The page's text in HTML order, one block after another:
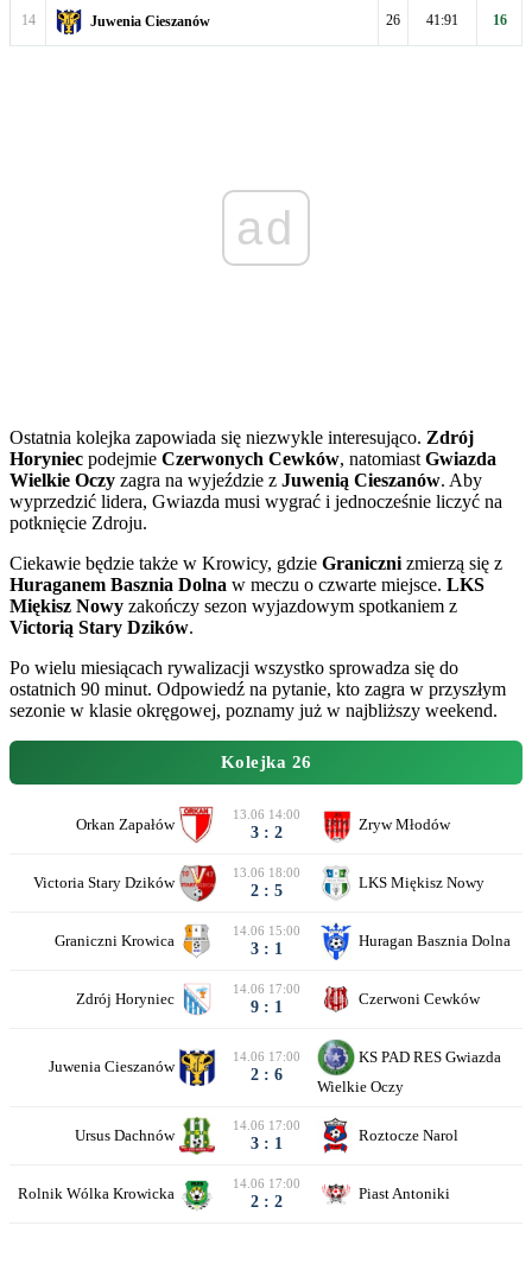
14 Juwenia Cieszanów 26 41:91 16
ad
Ostatnia kolejka zapowiada się niezwykle interesująco. Zdrój
Horyniec podejmie Czerwonych Cewków, natomiast Gwiazda
Wielkie Oczy zagra na wyjeździe z Juwenią Cieszanów. Aby
wyprzedzić lidera, Gwiazda musi wygrać i jednocześnie liczyć na
potknięcie Zdroju.
Ciekawie będzie także w Krowicy, gdzie Graniczni zmierzą się z
Huraganem Basznia Dolna w meczu o czwarte miejsce. LKS
Miękisz Nowy zakończy sezon wyjazdowym spotkaniem z
Victorią Stary Dzików.
Po wielu miesiącach rywalizacji wszystko sprowadza się do
ostatnich 90 minut. Odpowiedź na pytanie, kto zagra w przyszłym
sezonie w klasie okręgowej, poznamy już w najbliższy weekend.
Kolejka 26
Orkan Zapałów
13.06 14:00
3 : 2 Zryw Młodów
Victoria Stary Dzików
13.06 18:00
2 : 5 LKS Miękisz Nowy
Graniczni Krowica
14.06 15:00
3 : 1 Huragan Basznia Dolna
Zdrój Horyniec
14.06 17:00
9 : 1 Czerwoni Cewków
Juwenia Cieszanów
14.06 17:00
2 : 6
KS PAD RES Gwiazda
Wielkie Oczy
Ursus Dachnów
14.06 17:00
3 : 1 Roztocze Narol
Rolnik Wólka Krowicka
14.06 17:00
2 : 2 Piast Antoniki